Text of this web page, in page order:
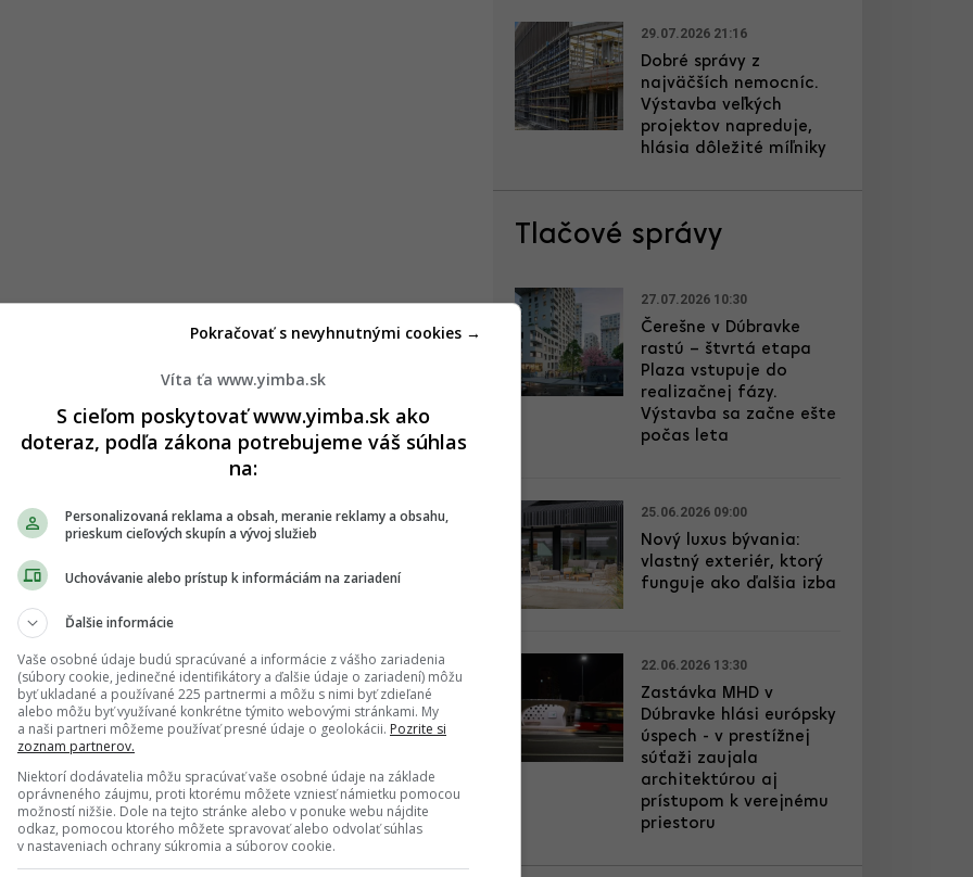
bioodpadu bude mať potenciál spracovať takmer
bioodpadu umožní produkciu približne 2,6 miliónov
v množstve 1,5 miliónov m3 za jeden rok. Biometán je
takéto množstvo obnoviteľného paliva je ekvivalentom
dokáže vyrobiť približne 14.000 ton certifikovaného
odpadového hospodárstva.
odborníkmi a inšpirovali sme sa najlepšími príkladmi z
Sokáč, predseda predstavenstva a generálny riaditeľ OLO.
je pre Bratislavu spomedzi momentálne existujúcich
konzultačnej spoločnosti RAMBOLL.
navrhnúť zariadenie, ktoré spĺňa najprísnejšie
využíva dostupné zdroje,“približuje Marek Horváth,
projektu, patrí pod strategicky významný zámer
na energetické využitie odpadu). Dnes je závod
k technologickému parku umožní realizáciu potrebných
udržateľnosti zariadenia a efektivity spracovania
vylepšeniu. Spočívať bude vo zvýšení dotrieďovania a
29.07.2026 21:16
Dobré správy z
najväčších nemocníc.
Výstavba veľkých
projektov napreduje,
hlásia dôležité míľniky
Tlačové správy
27.07.2026 10:30
Čerešne v Dúbravke
rastú – štvrtá etapa
Plaza vstupuje do
realizačnej fázy.
Výstavba sa začne ešte
počas leta
25.06.2026 09:00
Nový luxus bývania:
vlastný exteriér, ktorý
funguje ako ďalšia izba
22.06.2026 13:30
Zastávka MHD v
Dúbravke hlási európsky
úspech - v prestížnej
súťaži zaujala
architektúrou aj
prístupom k verejnému
priestoru
Víta ťa www.yimba.sk
S cieľom poskytovať www.yimba.sk ako
doteraz, podľa zákona potrebujeme váš súhlas
na:
Personalizovaná reklama a obsah, meranie reklamy a obsahu,
prieskum cieľových skupín a vývoj služieb
Uchovávanie alebo prístup k informáciám na zariadení
Ďalšie informácie
Vaše osobné údaje budú spracúvané a informácie z vášho zariadenia
(súbory cookie, jedinečné identifikátory a ďalšie údaje o zariadení) môžu
byť ukladané a používané 225 partnermi a môžu s nimi byť zdieľané
alebo môžu byť využívané konkrétne týmito webovými stránkami. My
a naši partneri môžeme používať presné údaje o geolokácii. Pozrite si
zoznam partnerov.
Niektorí dodávatelia môžu spracúvať vaše osobné údaje na základe
oprávneného záujmu, proti ktorému môžete vzniesť námietku pomocou
možností nižšie. Dole na tejto stránke alebo v ponuke webu nájdite
odkaz, pomocou ktorého môžete spravovať alebo odvolať súhlas
v nastaveniach ochrany súkromia a súborov cookie.
Pokračovať s nevyhnutnými cookies →